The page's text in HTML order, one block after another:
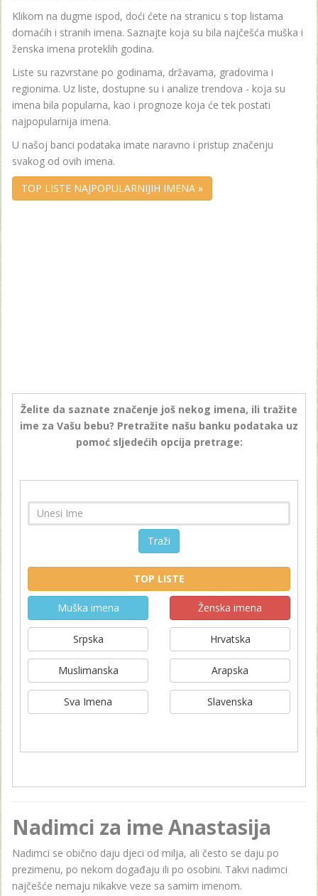
Klikom na dugme ispod, doći ćete na stranicu s top listama
domaćih i stranih imena. Saznajte koja su bila najčešća muška i
ženska imena proteklih godina.
Liste su razvrstane po godinama, državama, gradovima i
regionima. Uz liste, dostupne su i analize trendova - koja su
imena bila popularna, kao i prognoze koja će tek postati
najpopularnija imena.
U našoj banci podataka imate naravno i pristup značenju
svakog od ovih imena.
TOP LISTE NAJPOPULARNIJIH IMENA »
Želite da saznate značenje još nekog imena, ili tražite
ime za Vašu bebu? Pretražite našu banku podataka uz
pomoć sljedećih opcija pretrage:
Traži
TOP LISTE
Muška imena Ženska imena
Srpska Hrvatska
Muslimanska Arapska
Sva Imena Slavenska
Nadimci za ime Anastasija
Nadimci se obično daju djeci od milja, ali često se daju po
prezimenu, po nekom događaju ili po osobini. Takvi nadimci
najčešće nemaju nikakve veze sa samim imenom.